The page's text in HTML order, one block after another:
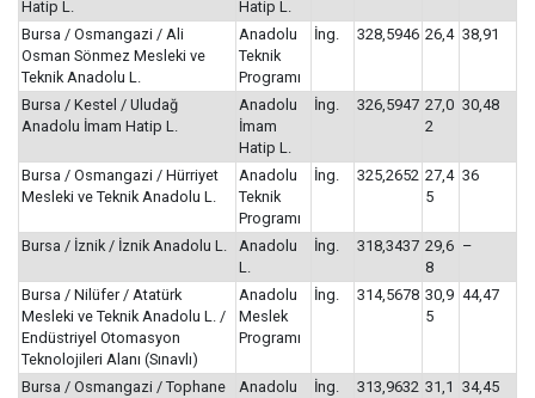
Hatip L.
Hatip L.
Bursa / Osmangazi / Ali
Osman Sönmez Mesleki ve
Teknik Anadolu L.
Anadolu
Teknik
Programı
İng. 328,5946 26,4 38,91
Bursa / Kestel / Uludağ
Anadolu İmam Hatip L.
Anadolu
İmam
Hatip L.
İng. 326,5947 27,0
2
30,48
Bursa / Osmangazi / Hürriyet
Mesleki ve Teknik Anadolu L.
Anadolu
Teknik
Programı
İng. 325,2652 27,4
5
36
Bursa / İznik / İznik Anadolu L.
Anadolu
L.
İng. 318,3437 29,6
8
–
Bursa / Nilüfer / Atatürk
Mesleki ve Teknik Anadolu L. /
Endüstriyel Otomasyon
Teknolojileri Alanı (Sınavlı)
Anadolu
Meslek
Programı
İng. 314,5678 30,9
5
44,47
Bursa / Osmangazi / Tophane
Anadolu
İng. 313,9632 31,1 34,45